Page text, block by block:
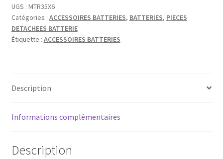
35MM
UGS : MTR35X6
Catégories : ACCESSOIRES BATTERIES, BATTERIES, PIECES
DETACHEES BATTERIE
Étiquette : ACCESSOIRES BATTERIES
Description
Informations complémentaires
Description